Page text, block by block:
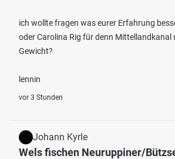
ich wollte fragen was eurer Erfahrung
oder Carolina Rig für denn Mittellandkanal
Gewicht?
lennin
vor 3 Stunden
Johann Kyrle
Wels fischen Neuruppiner/